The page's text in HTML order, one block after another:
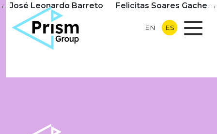
EN ES
Navegación
entradas
← José Leonardo Barreto Felicitas Soares Gache​ →